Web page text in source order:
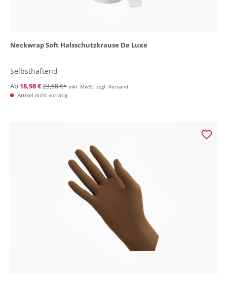
Neckwrap Soft Halsschutzkrause De Luxe
Selbsthaftend
Ab 18,98 €23,68 €* inkl. MwSt. zzgl. Versand
Artikel nicht vorrätig